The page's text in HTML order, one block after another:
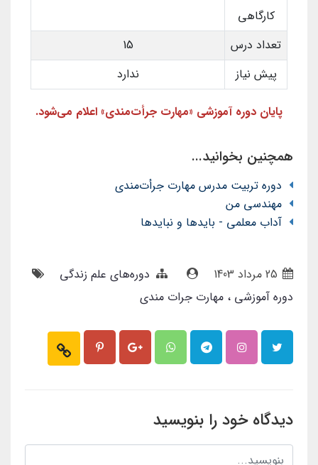
کارگاهی
تعداد درس
15
پیش نیاز
ندارد
پایان دوره آموزشی «مهارت جرأت‌مندی» اعلام می‌شود.
همچنین بخوانید...
دوره تربیت مدرس مهارت جرأت‌مندی
مهندسی من
آداب معلمی - بایدها و نبایدها
دوره‌های علم زندگی
دوره آموزشی
مهارت جرات مندی
دیدگاه خود را بنویسید